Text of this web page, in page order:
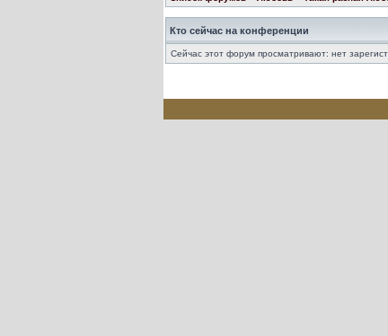
Кто сейчас на конференции
Сейчас этот форум просматривают: нет